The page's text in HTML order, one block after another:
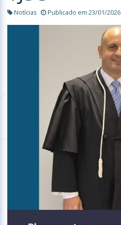
Notícias Publicado em 23/01/2026